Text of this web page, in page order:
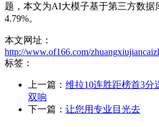
题，本文为AI大模子基于第三方数据
4.79%。
本文网址：
http://www.of166.com/
标签：
上一篇： 维拉10连胜距榜首3分
双响
下一篇： 让您用专业目光去